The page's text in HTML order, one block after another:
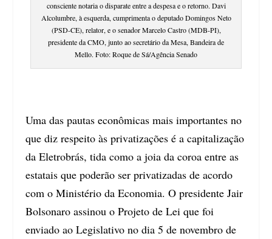
consciente notaria o disparate entre a despesa e o retorno. Davi
Alcolumbre, à esquerda, cumprimenta o deputado Domingos Neto
(PSD-CE), relator, e o senador Marcelo Castro (MDB-PI),
presidente da CMO, junto ao secretário da Mesa, Bandeira de
Mello. Foto: Roque de Sá/Agência Senado
Uma das pautas econômicas mais importantes no
que diz respeito às privatizações é a capitalização
da Eletrobrás, tida como a joia da coroa entre as
estatais que poderão ser privatizadas de acordo
com o Ministério da Economia. O presidente Jair
Bolsonaro assinou o Projeto de Lei que foi
enviado ao Legislativo no dia 5 de novembro de